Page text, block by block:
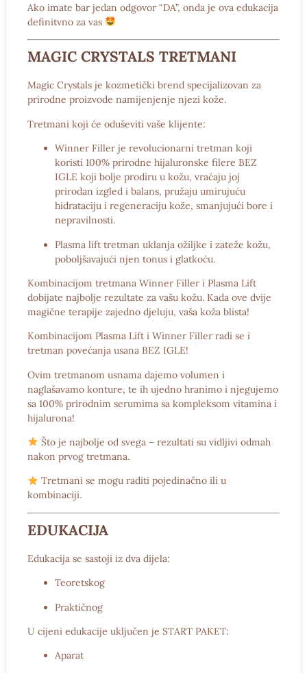
Ako imate bar jedan odgovor “DA”, onda je ova edukacija
definitvno za vas
MAGIC CRYSTALS TRETMANI
Magic Crystals je kozmetički brend specijalizovan za
prirodne proizvode namijenjenje njezi kože.
Tretmani koji će oduševiti vaše klijente:
Winner Filler je revolucionarni tretman koji
koristi 100% prirodne hijaluronske filere BEZ
IGLE koji bolje prodiru u kožu, vraćaju joj
prirodan izgled i balans, pružaju umirujuću
hidrataciju i regeneraciju kože, smanjujući bore i
nepravilnosti.
Plasma lift tretman uklanja ožiljke i zateže kožu,
poboljšavajući njen tonus i glatkoću.
Kombinacijom tretmana Winner Filler i Plasma Lift
dobijate najbolje rezultate za vašu kožu. Kada ove dvije
magične terapije zajedno djeluju, vaša koža blista!
Kombinacijom Plasma Lift i Winner Filler radi se i
tretman povećanja usana BEZ IGLE!
Ovim tretmanom usnama dajemo volumen i
naglašavamo konture, te ih ujedno hranimo i njegujemo
sa 100% prirodnim serumima sa kompleksom vitamina i
hijalurona!
Što je najbolje od svega – rezultati su vidljivi odmah
nakon prvog tretmana.
Tretmani se mogu raditi pojedinačno ili u
kombinaciji.
EDUKACIJA
Edukacija se sastoji iz dva dijela:
Teoretskog
Praktičnog
U cijeni edukacije uključen je START PAKET:
Aparat